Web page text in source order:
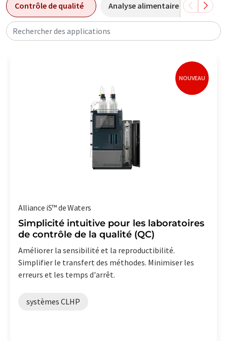
Contrôle de qualité Analyse alimentaire
Rechercher des applications
NOUVEAU
Alliance iS™ de Waters
Simplicité intuitive pour les laboratoires
de contrôle de la qualité (QC)
Améliorer la sensibilité et la reproductibilité.
Simplifier le transfert des méthodes. Minimiser les
erreurs et les temps d'arrêt.
systèmes CLHP